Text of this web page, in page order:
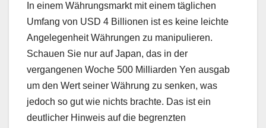
In einem Währungsmarkt mit einem täglichen
Umfang von USD 4 Billionen ist es keine leichte
Angelegenheit Währungen zu manipulieren.
Schauen Sie nur auf Japan, das in der
vergangenen Woche 500 Milliarden Yen ausgab
um den Wert seiner Währung zu senken, was
jedoch so gut wie nichts brachte. Das ist ein
deutlicher Hinweis auf die begrenzten